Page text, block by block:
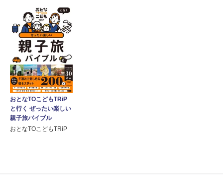
おとなTOこどもTRiP
と行く ぜったい楽しい
親子旅バイブル
おとなTOこどもTRiP